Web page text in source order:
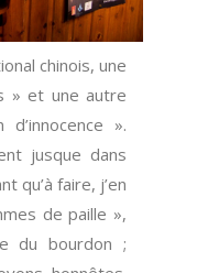
chinois, une
» et une autre
».
jusque dans
qu’à faire, j’en
de paille »,
du bourdon ;